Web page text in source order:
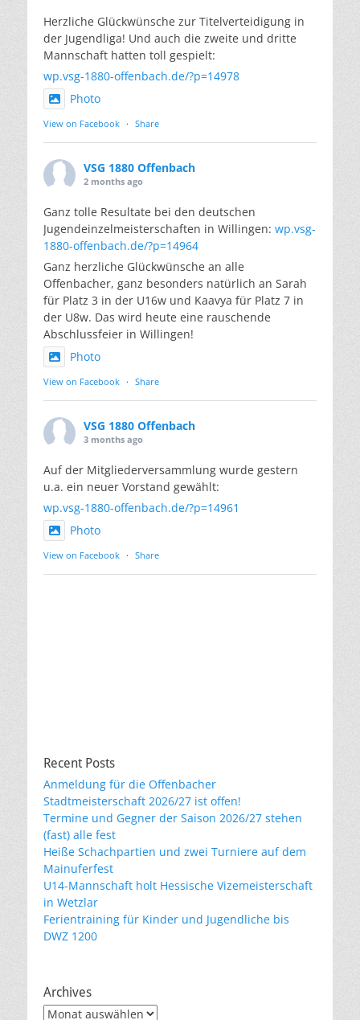
Herzliche Glückwünsche zur Titelverteidigung in
der Jugendliga! Und auch die zweite und dritte
Mannschaft hatten toll gespielt:
wp.vsg-1880-offenbach.de/?p=14978
Photo
View on Facebook · Share
VSG 1880 Offenbach
2 months ago
Ganz tolle Resultate bei den deutschen
Jugendeinzelmeisterschaften in Willingen: wp.vsg-
1880-offenbach.de/?p=14964
Ganz herzliche Glückwünsche an alle
Offenbacher, ganz besonders natürlich an Sarah
für Platz 3 in der U16w und Kaavya für Platz 7 in
der U8w. Das wird heute eine rauschende
Abschlussfeier in Willingen!
Photo
View on Facebook · Share
VSG 1880 Offenbach
3 months ago
Auf der Mitgliederversammlung wurde gestern
u.a. ein neuer Vorstand gewählt:
wp.vsg-1880-offenbach.de/?p=14961
Photo
View on Facebook · Share
Recent Posts
Anmeldung für die Offenbacher
Stadtmeisterschaft 2026/27 ist offen!
Termine und Gegner der Saison 2026/27 stehen
(fast) alle fest
Heiße Schachpartien und zwei Turniere auf dem
Mainuferfest
U14-Mannschaft holt Hessische Vizemeisterschaft
in Wetzlar
Ferientraining für Kinder und Jugendliche bis
DWZ 1200
Archives
Archives